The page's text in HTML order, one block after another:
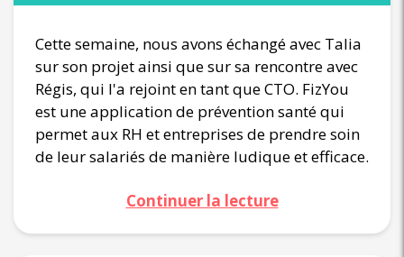
Cette semaine, nous avons échangé avec Talia
sur son projet ainsi que sur sa rencontre avec
Régis, qui l'a rejoint en tant que CTO. FizYou
est une application de prévention santé qui
permet aux RH et entreprises de prendre soin
de leur salariés de manière ludique et efficace.
Continuer la lecture